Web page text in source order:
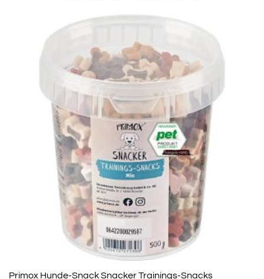
Primox Hunde-Snack Snacker Trainings-Snacks